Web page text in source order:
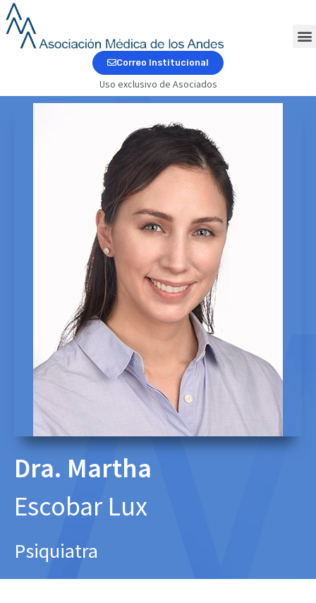
al
contenido
Correo Institucional
Uso exclusivo de Asociados
Dra. Martha
Escobar Lux
Psiquiatra